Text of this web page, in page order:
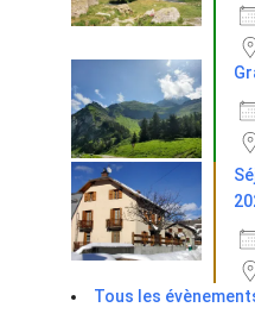
Tous les